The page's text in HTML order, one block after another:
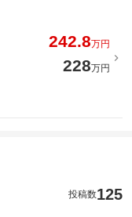
242.8万円
228万円
投稿数125